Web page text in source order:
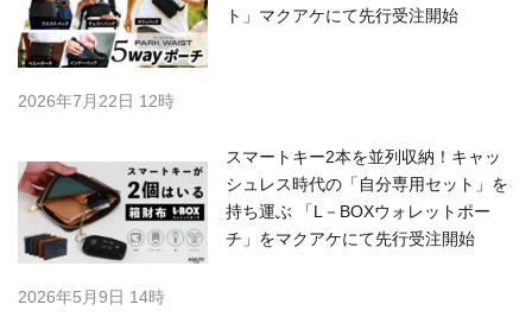
ト」マクアケにて先行受注開始
2026年7月22日 12時
スマートキー2本を並列収納！キャッ
シュレス時代の「自分専用セット」を
持ち運ぶ 「L－BOXウォレットポー
チ」をマクアケにて先行受注開始
2026年5月9日 14時